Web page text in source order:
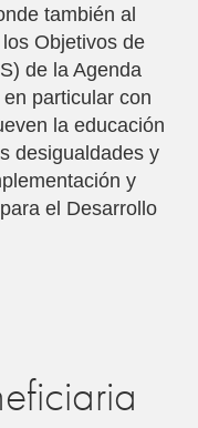
también al
Objetivos de
de la Agenda
particular con
la educación
desigualdades y
y
el Desarrollo